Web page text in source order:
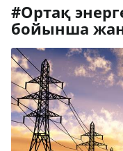
# ортақ
бойынша